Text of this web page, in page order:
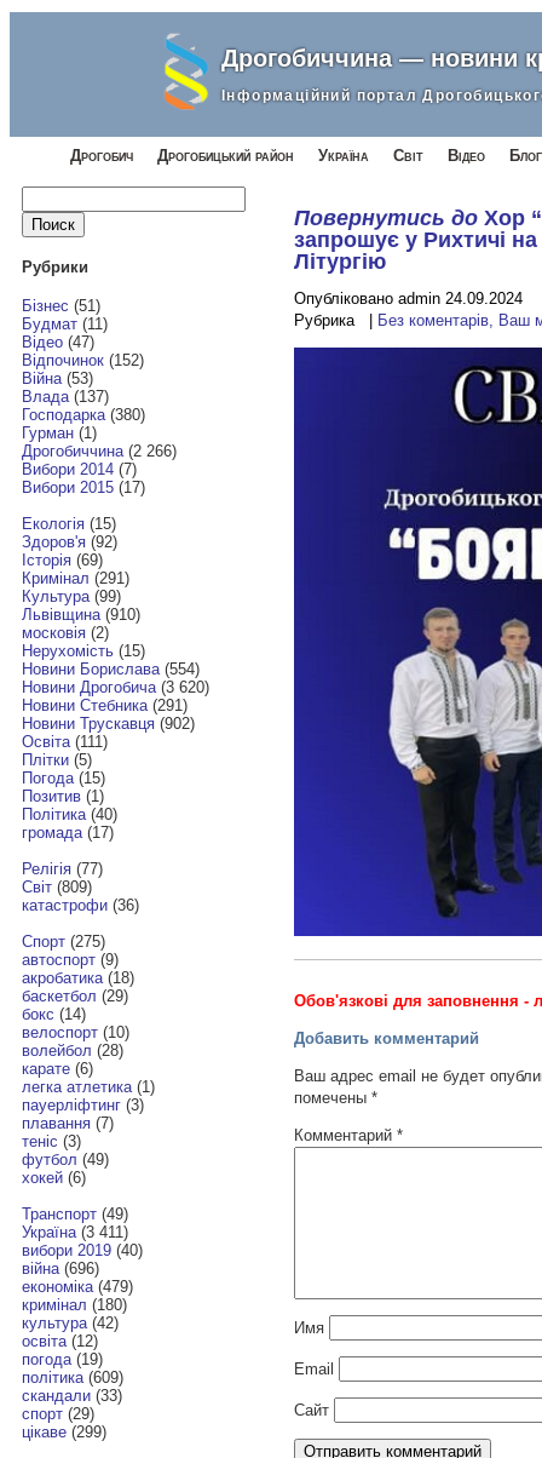
Дрогобиччина — новини
Інформаційний портал
Дрогобич Дрогобицький район Україна Світ Відео
Найти:
Рубрики
Бізнес (51)
Будмат(11)
Відео(47)
Відпочинок(152)
Війна(53)
Влада(137)
Господарка(380)
Гурман(1)
Дрогобиччина(2 266)
Вибори 2014(7)
Вибори 2015(17)
Екологія(15)
Здоров'я(92)
Історія(69)
Кримінал (291)
Культура(99)
Львівщина(910)
московія(2)
Нерухомість(15)
Новини Борислава(554)
Новини Дрогобича(3 620)
Новини Стебника(291)
Новини Трускавця(902)
Освіта(111)
Плітки(5)
Погода(15)
Позитив(1)
Політика(40)
громада(17)
Релігія(77)
Світ(809)
катастрофи(36)
Спорт(275)
автоспорт(9)
акробатика(18)
баскетбол (29)
бокс (14)
велоспорт(10)
волейбол (28)
карате(6)
легка атлетика(1)
пауерліфтинг(3)
плавання(7)
теніс (3)
футбол (49)
хокей(6)
Транспорт(49)
Україна(3 411)
вибори 2019(40)
війна(696)
економіка(479)
кримінал (180)
культура(42)
освіта(12)
погода(19)
політика(609)
скандали(33)
спорт(29)
цікаве(299)
Повернутись до Хор
запрошує у Рихтичі
Літургію
Опубліковано admin 24.09.2024
Рубрика | Без коментарів, Ваш
Обов'язкові для заповнення -
Добавить комментарий
Ваш адрес email не будет
помечены *
Комментарий *
Имя
Email
Сайт